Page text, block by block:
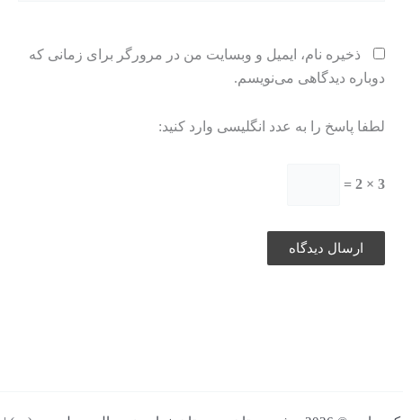
ذخیره نام، ایمیل و وبسایت من در مرورگر برای زمانی که
دوباره دیدگاهی می‌نویسم.
لطفا پاسخ را به عدد انگلیسی وارد کنید:
3 × 2 =